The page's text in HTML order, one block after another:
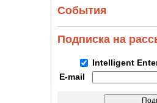
События
Подписка на
Intelligent
E-mail